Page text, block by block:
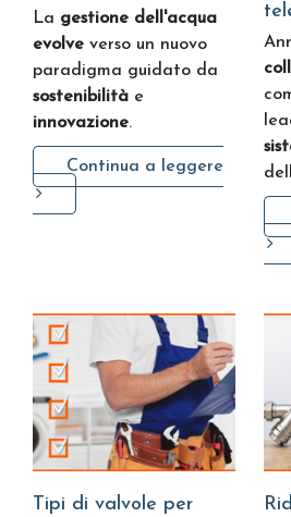
La gestione dell'acqua
evolve verso un nuovo
paradigma guidato da
sostenibilità e
innovazione.
Continua a leggere
Tipi di valvole per
Riduttori di pressione: